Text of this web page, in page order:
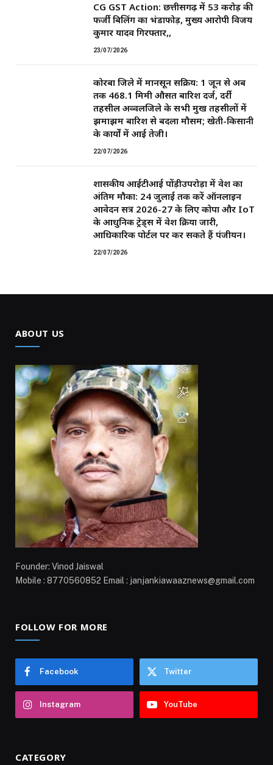
CG GST Action: छत्तीसगढ़ में 53 करोड़ की
फर्जी बिलिंग का भंडाफोड़, मुख्य आरोपी विजय
कुमार यादव गिरफ्तार,,
23/07/2026
कोरबा जिले में मानसून सक्रिय: 1 जून से अब
तक 468.1 मिमी औसत बारिश दर्ज, दर्री
तहसील अव्वलजिले के सभी प्रमुख तहसीलों में
झमाझम बारिश से बदला मौसम; खेती-किसानी
के कार्यों में आई तेजी।
22/07/2026
शासकीय आईटीआई पोंड़ीउपरोड़ा में प्रवेश का
अंतिम मौका: 24 जुलाई तक करें ऑनलाइन
आवेदन सत्र 2026-27 के लिए कोपा और IoT
के आधुनिक ट्रेड्स में प्रवेश प्रक्रिया जारी,
आधिकारिक पोर्टल पर कर सकते हैं पंजीयन।
22/07/2026
ABOUT US
Founder: Vinod Jaiswal
Mobile : 8770560852 Email : janjankiawaaznews@gmail.com
FOLLOW FOR MORE
Facebook Twitter
Instagram YouTube
CATEGORY